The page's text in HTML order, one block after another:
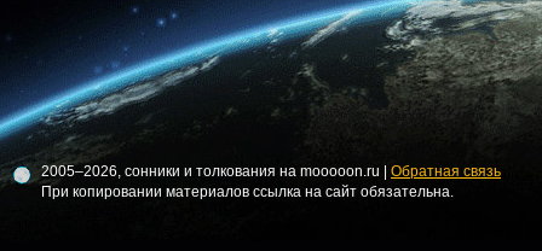
2005–2026, сонники и толкования на mooooon.ru | Обратная связь
При копировании материалов ссылка на сайт обязательна.